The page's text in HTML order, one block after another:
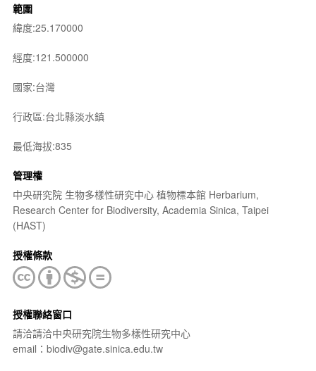
範圍
緯度:25.170000
經度:121.500000
國家:台灣
行政區:台北縣淡水鎮
最低海拔:835
管理權
中央研究院 生物多樣性研究中心 植物標本館 Herbarium,
Research Center for Biodiversity, Academia Sinica, Taipei
(HAST)
授權條款
授權聯絡窗口
請洽請洽中央研究院生物多樣性研究中心
email：biodiv@gate.sinica.edu.tw